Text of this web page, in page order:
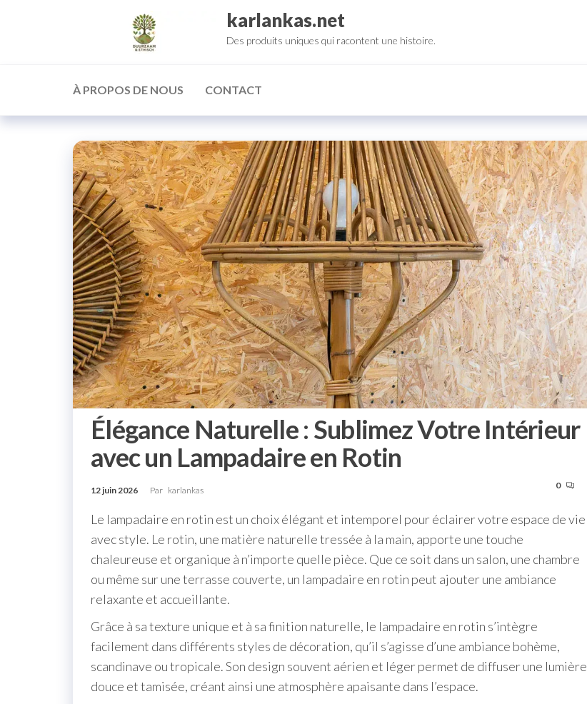
karlankas.net
Des produits uniques qui racontent une histoire.
À PROPOS DE NOUS CONTACT
Élégance Naturelle : Sublimez Votre Intérieur
avec un Lampadaire en Rotin
12 juin 2026 Par karlankas 0
Le lampadaire en rotin est un choix élégant et intemporel pour éclairer votre espace de vie
avec style. Le rotin, une matière naturelle tressée à la main, apporte une touche
chaleureuse et organique à n’importe quelle pièce. Que ce soit dans un salon, une chambre
ou même sur une terrasse couverte, un lampadaire en rotin peut ajouter une ambiance
relaxante et accueillante.
Grâce à sa texture unique et à sa finition naturelle, le lampadaire en rotin s’intègre
facilement dans différents styles de décoration, qu’il s’agisse d’une ambiance bohème,
scandinave ou tropicale. Son design souvent aérien et léger permet de diffuser une lumière
douce et tamisée, créant ainsi une atmosphère apaisante dans l’espace.